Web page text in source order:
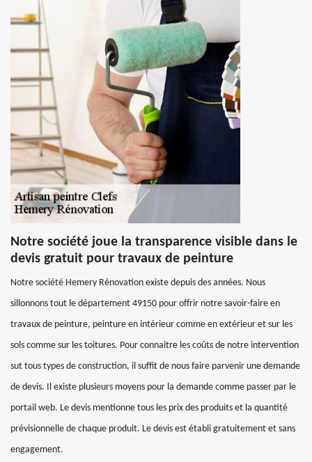
Notre société joue la transparence visible dans le
devis gratuit pour travaux de peinture
Notre société Hemery Rénovation existe depuis des années. Nous
sillonnons tout le département 49150 pour offrir notre savoir-faire en
travaux de peinture, peinture en intérieur comme en extérieur et sur les
sols comme sur les toitures. Pour connaitre les coûts de notre intervention
sut tous types de construction, il suffit de nous faire parvenir une demande
de devis. Il existe plusieurs moyens pour la demande comme passer par le
portail web. Le devis mentionne tous les prix des produits et la quantité
prévisionnelle de chaque produit. Le devis est établi gratuitement et sans
engagement.